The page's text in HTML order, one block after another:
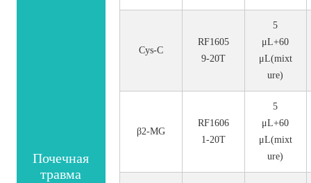
Почечная
травма
Cys-C
RF1605
9-20T
5
μL+60
μL(mixt
ure)
β2-MG
RF1606
1-20T
5
μL+60
μL(mixt
ure)